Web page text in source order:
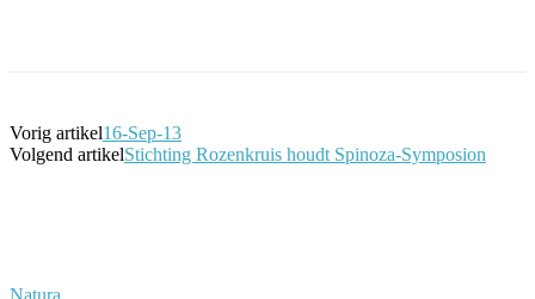
Vorig artikel16-Sep-13
Volgend artikelStichting Rozenkruis houdt Spinoza-Symposion
Natura